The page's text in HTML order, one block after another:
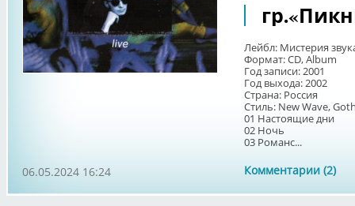
Лейбл: Мистерия
Формат: CD, Album
Год записи: 2001
Год выхода: 2002
Страна: Россия
Стиль: New Wave,
01 Настоящие дни
02 Ночь
03 Романс...
Комментарии (2)
06.05.2024 16:24